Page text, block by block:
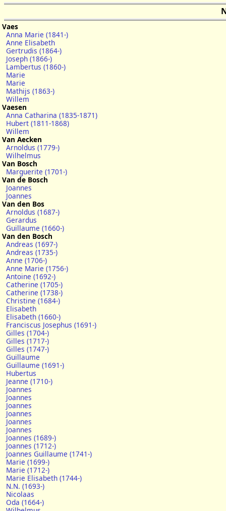
Vaes
Anna Marie (1841-)
Anne Elisabeth
Gertrudis (1864-)
Joseph (1866-)
Lambertus (1860-)
Marie
Marie
Mathijs (1863-)
Willem
Vaesen
Anna Catharina (1835-1871)
Hubert (1811-1868)
Willem
Van Aecken
Arnoldus (1779-)
Wilhelmus
Van Bosch
Marguerite (1701-)
Van de Bosch
Joannes
Joannes
Van den Bos
Arnoldus (1687-)
Gerardus
Guillaume (1660-)
Van den Bosch
Andreas (1697-)
Andreas (1735-)
Anne (1706-)
Anne Marie (1756-)
Antoine (1692-)
Catherine (1705-)
Catherine (1738-)
Christine (1684-)
Elisabeth
Elisabeth (1660-)
Franciscus Josephus (1691-)
Gilles (1704-)
Gilles (1717-)
Gilles (1747-)
Guillaume
Guillaume (1691-)
Hubertus
Jeanne (1710-)
Joannes
Joannes
Joannes
Joannes
Joannes
Joannes
Joannes (1689-)
Joannes (1712-)
Joannes Guillaume (1741-)
Marie (1699-)
Marie (1712-)
Marie Elisabeth (1744-)
N.N. (1693-)
Nicolaas
Oda (1664-)